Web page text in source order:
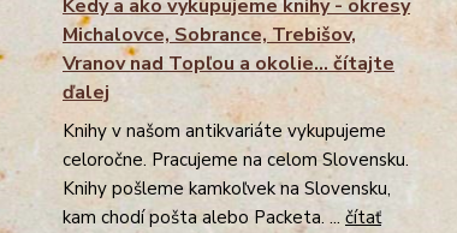
Kedy a ako vykupujeme knihy - okresy
Michalovce, Sobrance, Trebišov,
Vranov nad Topľou a okolie... čítajte
ďalej
Knihy v našom antikvariáte vykupujeme
celoročne. Pracujeme na celom Slovensku.
Knihy pošleme kamkoľvek na Slovensku,
kam chodí pošta alebo Packeta. ... čítať